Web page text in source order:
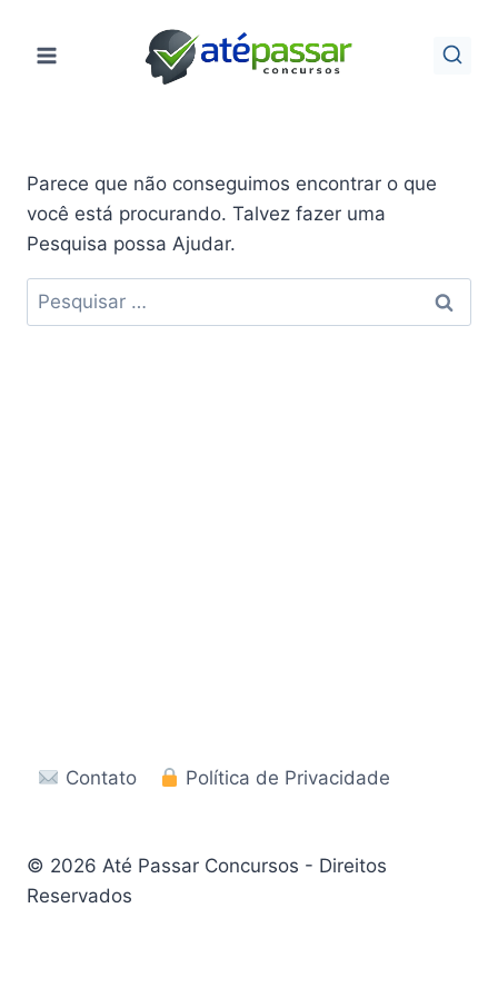
para
Parece que não conseguimos encontrar o que
você está procurando. Talvez fazer uma
Pesquisa possa Ajudar.
Pesquisar
por:
Contato Política de Privacidade
© 2026 Até Passar Concursos - Direitos
Reservados